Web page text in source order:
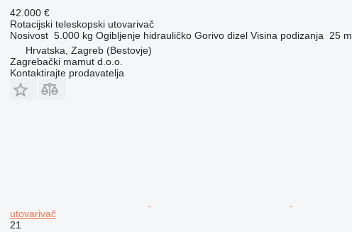
42.000 €
Rotacijski teleskopski utovarivač
Nosivost 5.000 kg Ogibljenje hidrauličko Gorivo dizel Visina podizanja 25 m
Hrvatska, Zagreb (Bestovje)
Zagrebački mamut d.o.o.
Kontaktirajte prodavatelja
utovarivač
21